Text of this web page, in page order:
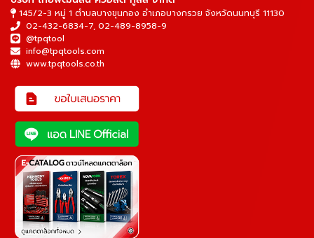
145/2-3 หมู่ 1 ตำบลบางขุนกอง อำเภอบางกรวย จังหวัดนนทบุรี 11130
02-432-6834-7, 02-489-8958-9
@tpqtool
info@tpqtools.com
www.tpqtools.co.th